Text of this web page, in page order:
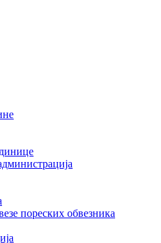
пореских обвезника